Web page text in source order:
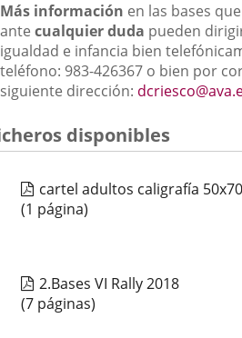
Más información en las bases
ante cualquier duda pueden
igualdad e infancia bien
teléfono: 983-426367 o bien por
siguiente dirección:
disponibles
cartel adultos caligrafía 50x70
(1 página)
2.Bases VI Rally 2018
(7 páginas)